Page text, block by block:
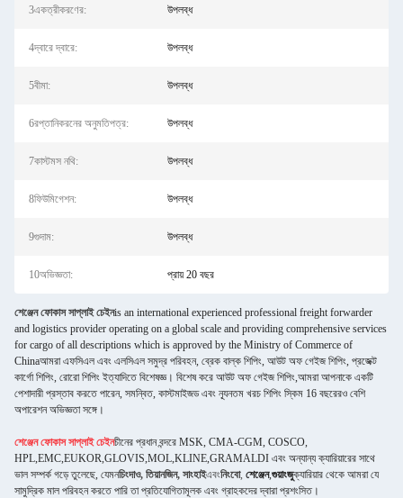
3একত্রীকরণের: উপলব্ধ
4দ্বারে দ্বারে: উপলব্ধ
5বীমা: উপলব্ধ
6রপ্তানিকরনের অনুমতিপত্র: উপলব্ধ
7কাস্টমস নথি: উপলব্ধ
8ফিউমিগেশন: উপলব্ধ
9গুদাম: উপলব্ধ
10অভিজ্ঞতা: প্রায় 20 বছর
শেঞ্জেন ফোকাস সাপ্লাই চেইনis an international experienced professional freight forwarder
and logistics provider operating on a global scale and providing comprehensive services
for cargo of all descriptions which is approved by the Ministry of Commerce of
Chinaআমরা এফসিএল এবং এলসিএল সমুদ্র পরিবহন, ব্রেক বাল্ক শিপিং, আউট অফ গেইজ শিপিং, প্রজেক্ট
কার্গো শিপিং, রোরো শিপিং ইত্যাদিতে বিশেষজ্ঞ। বিশেষ করে আউট অফ গেইজ শিপিং,আমরা আপনাকে একটি
পেশাদারী প্রস্তাব করতে পারেন, সমন্বিত, কাস্টমাইজড এবং ন্যূনতম খরচ শিপিং স্কিম 16 বছরেরও বেশি
অপারেশন অভিজ্ঞতা সঙ্গে।
শেঞ্জেন ফোকাস সাপ্লাই চেইনচীনের প্রধান বন্দরে MSK, CMA-CGM, COSCO,
HPL,EMC,EUKOR,GLOVIS,MOL,KLINE,GRAMALDI এবং অন্যান্য ক্যারিয়ারের সাথে
ভাল সম্পর্ক গড়ে তুলেছে, যেমনচিংদাও, তিয়ানজিন, সাংহাইএবংনিংবো, শেঞ্জেন,গুয়াংজুক্যারিয়ার থেকে আমরা যে
সামুদ্রিক মাল পরিবহন করতে পারি তা প্রতিযোগিতামূলক এবং গ্রাহকদের দ্বারা প্রশংসিত।